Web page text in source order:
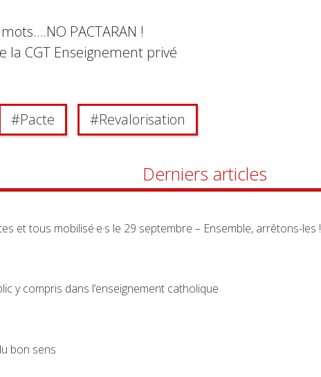
PACTARAN !
la CGT Enseignement privé
#Pacte #Revalorisation
Derniers articles
et tous mobilisé·e·s le 29 septembre – Ensemble, arrêtons-les !
y compris dans l’enseignement catholique
bon sens